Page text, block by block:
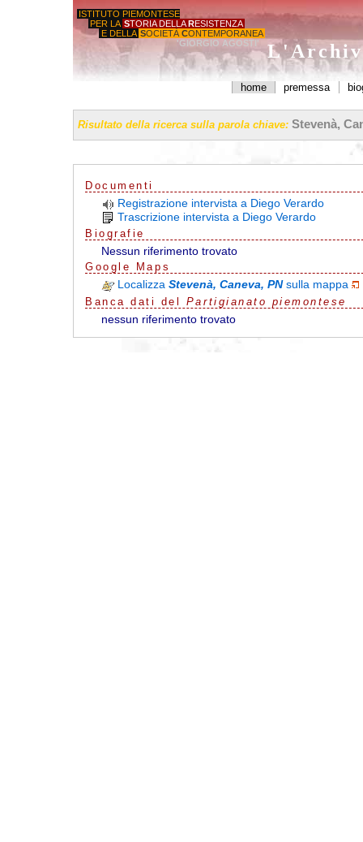
ISTITUTO PIEMONTESE
PER LA STORIA DELLA RESISTENZA
E DELLA SOCIETÀ CONTEMPORANEA
'GIORGIO AGOSTI'
home premessa
Risultato della ricerca sulla parola chiave: Stevenà,
Documenti
Registrazione intervista a Diego Verardo
Trascrizione intervista a Diego Verardo
Biografie
Nessun riferimento trovato
G oo g e Maps
LocalizzaStevenà, Caneva, PNsulla mappa
Banca dati del Partigianato piemontese
nessun riferimento trovato